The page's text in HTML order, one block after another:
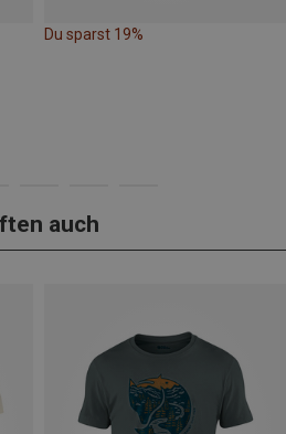
Du sparst 19%
auch